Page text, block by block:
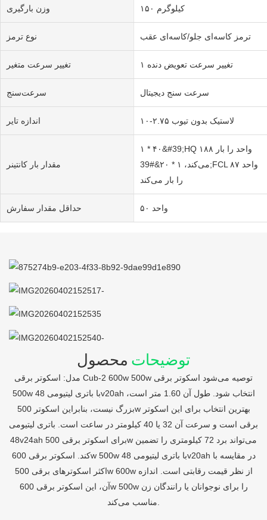
وزن بارگیری ۱۵۰ کیلوگرم
نوع ترمز ترمز کاسه‌ای جلو/کاسه‌ای عقب
تغییر سرعت متغیر ۱ تغییر سرعت تعویض دنده
سرعت‌سنج سرعت سنج دیجیتال
اندازه تایر لاستیک بدون تیوب ۲.۷۵-۱۰
مقدار بار کانتینر
۱ * ۴۰&#39;HQ ۱۸۸ واحد را بار
می‌کند، ۱ * ۲۰&#39;FCL ۸۷ واحد
را بار می‌کند
حداقل مقدار سفارش ۵۰ واحد
توضیحات محصول
مدل: اسکوتر برقی Cub-2 600w 500w توصیه می‌شود اسکوتر برقی
500w با باتری لیتیومی 48v20ah انتخاب شود. طول آن 1.60 متر است،
بزرگ نیست، بنابراین اسکوتر 500w بهترین انتخاب برای این اسکوتر
برقی است و سرعت آن 32 یا 40 کیلومتر در ساعت است. باتری لیتیومی
48v24ah برای اسکوتر برقی 500w می‌تواند برد 72 کیلومتری را تضمین
کند. اسکوتر برقی 600w 500w با باتری لیتیومی 48v20ah در مقایسه با
اکثر اسکوترهای برقی 500w 600w از نظر قیمت رقابتی است. اندازه
آن، این اسکوتر برقی 600w 500w را برای نوجوانان یا رانندگان زن
مناسب می‌کند.